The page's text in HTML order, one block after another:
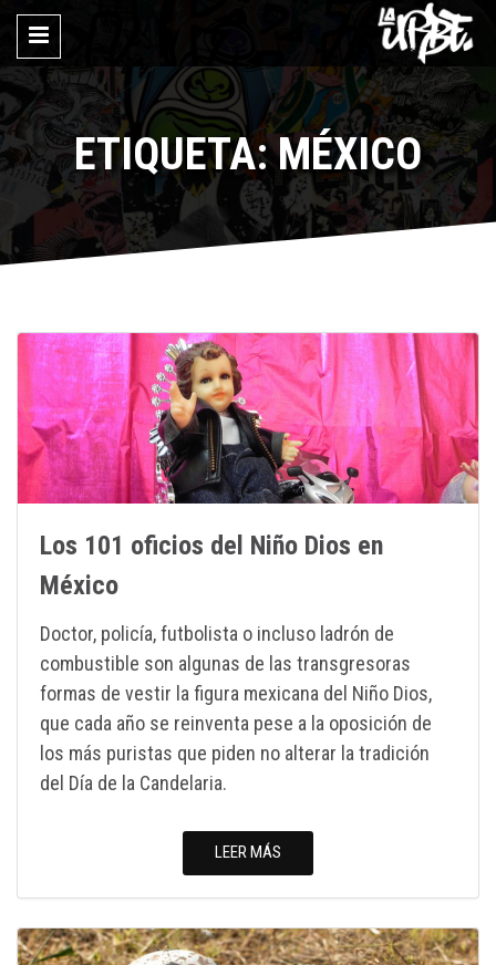
ETIQUETA: MÉXICO
Los 101 oficios del Niño Dios en
México
Doctor, policía, futbolista o incluso ladrón de
combustible son algunas de las transgresoras
formas de vestir la figura mexicana del Niño Dios,
que cada año se reinventa pese a la oposición de
los más puristas que piden no alterar la tradición
del Día de la Candelaria.
LEER MÁS